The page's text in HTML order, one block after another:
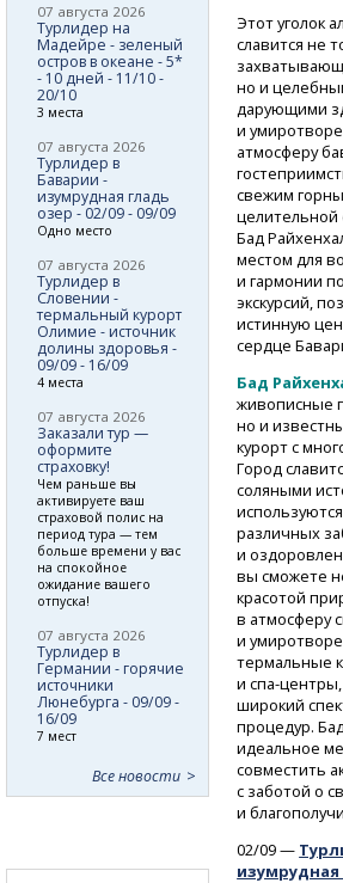
Этот уголок
славится не
но и
дарующими
и
атмосферу
свежим
целительной
Бад
местом для
и гармонии
экскурсий,
истинную
сердце
Бад
живописные
но и
курорт с
Город
соляными
различных
и
вы сможете
красотой
в атмосферу
и
термальные
и спа-центры,
широкий
процедур.
идеальное
совместить
с заботой о
и
02/09 —
изумрудная
07 августа 2026
Турлидер на
Мадейре - зеленый
остров в океане - 5*
- 10 дней - 11/10 -
20/10
3 места
07 августа 2026
Турлидер в
Баварии -
изумрудная гладь
озер - 02/09 - 09/09
Одно место
07 августа 2026
Турлидер в
Словении -
термальный курорт
Олимие - источник
долины здоровья -
09/09 - 16/09
4 места
07 августа 2026
Заказали тур —
оформите
страховку!
Чем раньше вы
активируете ваш
страховой полис на
период тура — тем
больше времени у вас
на спокойное
ожидание вашего
отпуска!
07 августа 2026
Турлидер в
Германии - горячие
источники
Люнебурга - 09/09 -
16/09
7 мест
Все новости